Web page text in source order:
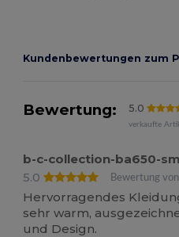
Kundenbewertungen zum
Bewertung: 5.0
verkaufte
b-c-collection-ba650-
5.0
Bewertung
Hervorragendes
sehr warm,
und Design.